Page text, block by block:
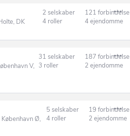
DK
2 selskaber
4 roller
121
4 ejendomme
V,
31 selskaber
3 roller
187
2 ejendomme
Ø,
5 selskaber
4 roller
19
2 ejendomme